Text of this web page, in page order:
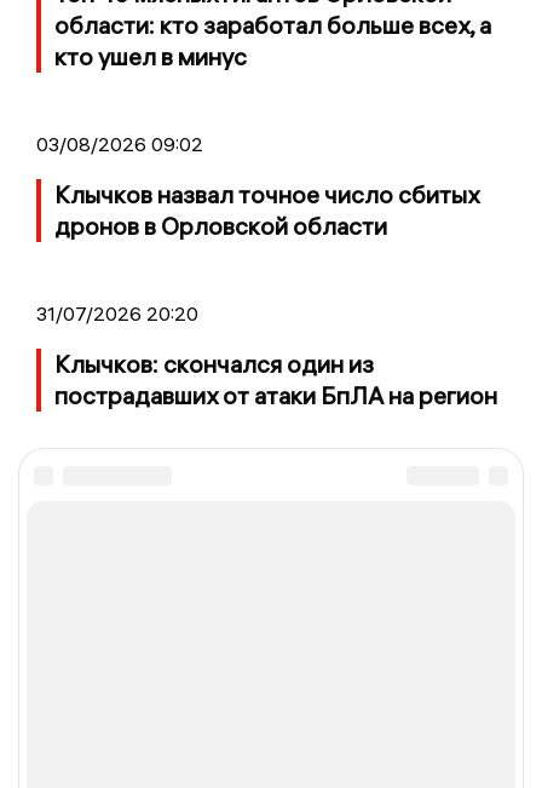
области: кто заработал больше всех, а
кто ушел в минус
03/08/2026 09:02
Клычков назвал точное число сбитых
дронов в Орловской области
31/07/2026 20:20
Клычков: скончался один из
пострадавших от атаки БпЛА на регион